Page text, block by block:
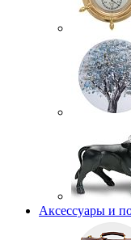
Аксессуары и